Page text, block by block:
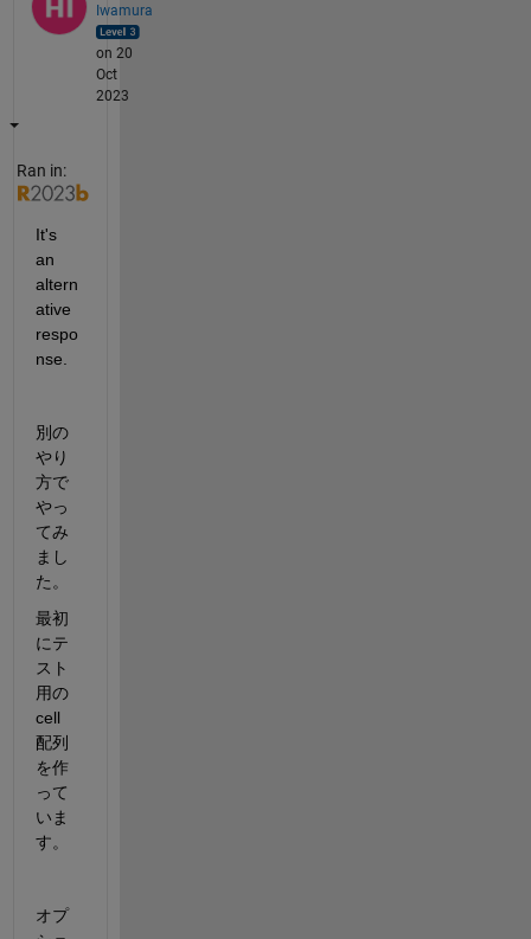
Iwamura
on 20
Oct
2023
Ran in:
It's
an
altern
ative
respo
nse.
別の
やり
方で
やっ
てみ
まし
た。
最初
にテ
スト
用の
cell
配列
を作
って
いま
す。
オプ